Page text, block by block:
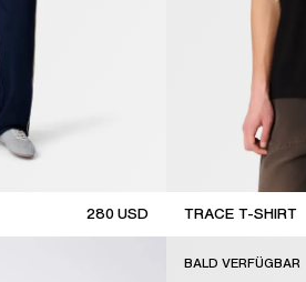
280USD TRACE T-SHIRT
BALD VERFÜGBAR